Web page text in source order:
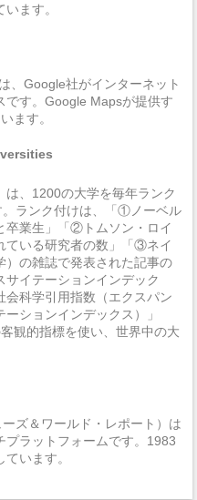
ます。
、Google社がインターネット
です。Google Mapsが提供す
ます。
、1200の大学を毎年ランク
ランク付けは、「①ノーベル
卒業生」「②トムソン・ロイ
ている研究者の数」「③ネイ
）の雑誌で発表された記事の
イテーションインデック
科学引用指数（エクスパン
ションインデックス）」
観的指標を使い、世界中の大
ズ＆ワールド・レポート）は
プラットフォームです。1983
います。